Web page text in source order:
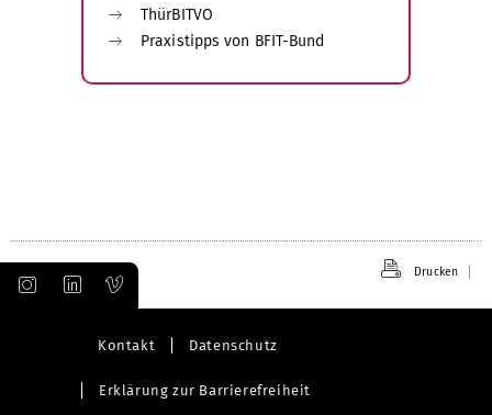
ThürBITVO
Praxistipps von BFIT-Bund
Drucken
Kontakt Datenschutz
Erklärung zur Barrierefreiheit